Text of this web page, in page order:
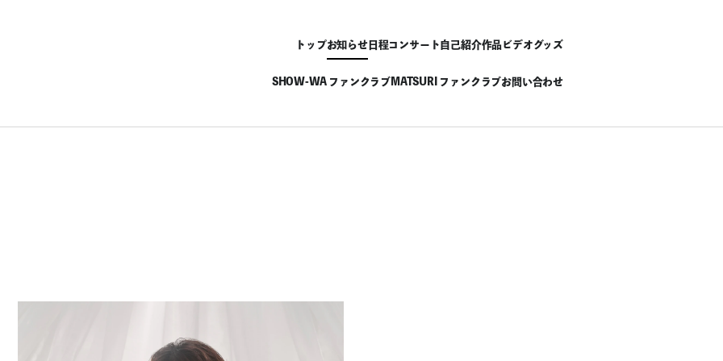
トップお知らせ日程コンサート自己紹介作品ビデオグッズ
SHOW-WA ファンクラブMATSURI ファンクラブお問い合わせ